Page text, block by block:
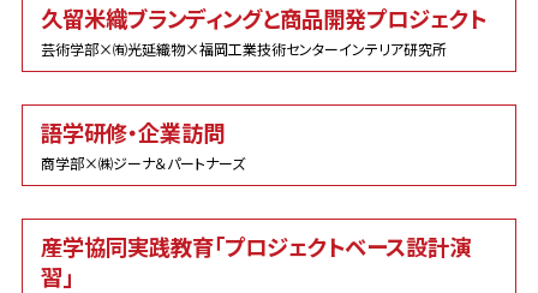
久留米織ブランディングと商品開発プロジェクト
芸術学部×㈲光延織物×福岡工業技術センターインテリア研究所
語学研修・企業訪問
商学部×㈱ジーナ＆パートナーズ
産学協同実践教育「プロジェクトベース設計演
習」